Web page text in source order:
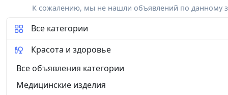
К сожалению, мы не нашли объявлений по данному
Все категории
Красота и здоровье
Все объявления категории
Медицинские изделия